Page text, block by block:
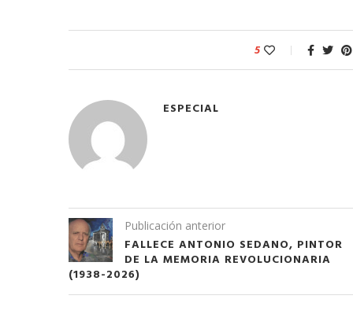
5
ESPECIAL
Publicación anterior
FALLECE ANTONIO SEDANO, PINTOR
DE LA MEMORIA REVOLUCIONARIA
(1938-2026)